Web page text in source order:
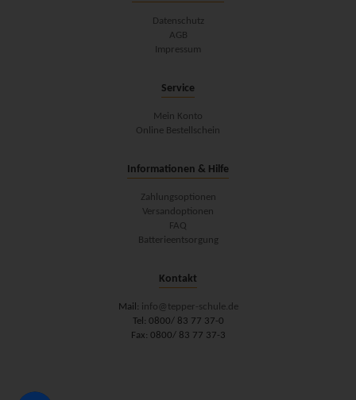
Datenschutz
AGB
Impressum
Service
Mein Konto
Online Bestellschein
Informationen & Hilfe
Zahlungsoptionen
Versandoptionen
FAQ
Batterieentsorgung
Kontakt
Mail: info@tepper-schule.de
Tel: 0800/ 83 77 37-0
Fax: 0800/ 83 77 37-3